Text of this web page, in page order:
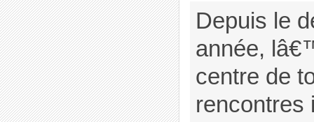
Depuis le
année,
centre de
rencontres